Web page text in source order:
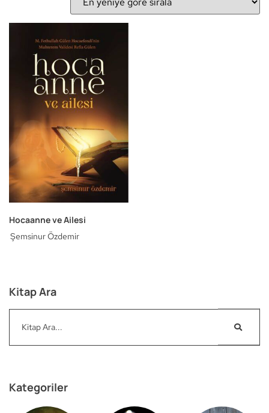
Kitap Ara
Kategoriler
Hocaanne ve Ailesi
Şemsinur Özdemir